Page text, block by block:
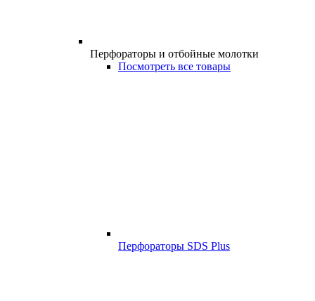
Перфораторы и отбойные молотки
Посмотреть все товары
Перфораторы SDS Plus